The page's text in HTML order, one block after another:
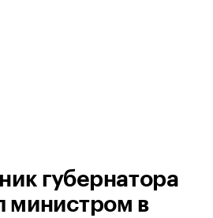
губернатора
министром в